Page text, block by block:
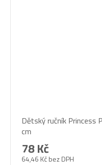
Dětský ručník Princess
cm
64,46 Kč bez DPH
78 Kč